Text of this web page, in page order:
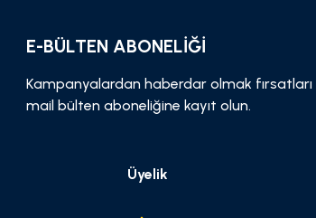
E-BÜLTEN ABONELİĞİ
Kampanyalardan haberdar olmak fırsatları
mail bülten aboneliğine kayıt olun.
Üyelik